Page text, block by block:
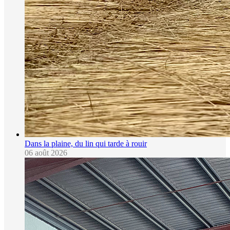
Dans la plaine, du lin qui tarde à rouir
06 août 2026